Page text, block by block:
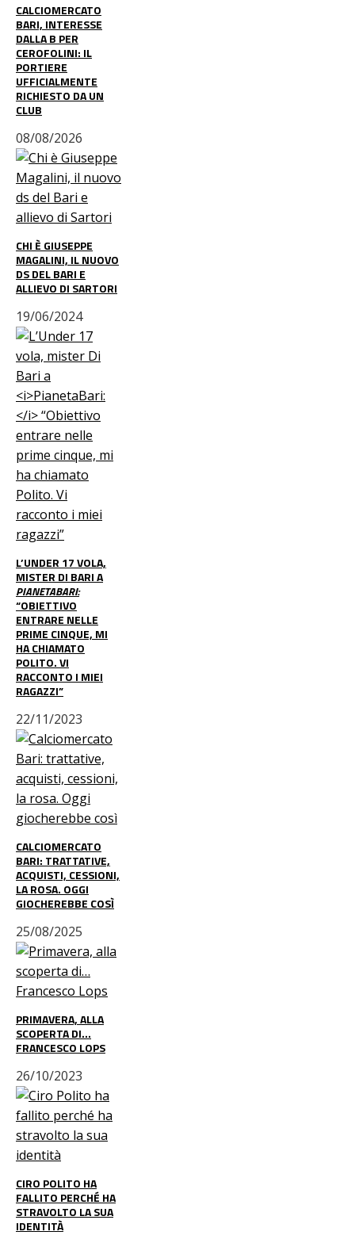
CALCIOMERCATO
BARI, INTERESSE
DALLA B PER
CEROFOLINI: IL
PORTIERE
UFFICIALMENTE
RICHIESTO DA UN
CLUB
08/08/2026
CHI È GIUSEPPE
MAGALINI, IL NUOVO
DS DEL BARI E
ALLIEVO DI SARTORI
19/06/2024
L’UNDER 17 VOLA,
MISTER DI BARI A
PIANETABARI:
“OBIETTIVO
ENTRARE NELLE
PRIME CINQUE, MI
HA CHIAMATO
POLITO. VI
RACCONTO I MIEI
RAGAZZI”
22/11/2023
CALCIOMERCATO
BARI: TRATTATIVE,
ACQUISTI, CESSIONI,
LA ROSA. OGGI
GIOCHEREBBE COSÌ
25/08/2025
PRIMAVERA, ALLA
SCOPERTA DI…
FRANCESCO LOPS
26/10/2023
CIRO POLITO HA
FALLITO PERCHÉ HA
STRAVOLTO LA SUA
IDENTITÀ